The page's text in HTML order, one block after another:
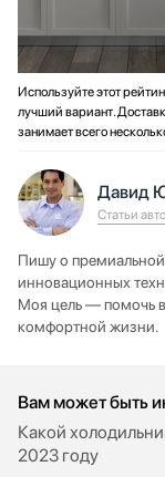
Используйте этот
лучший вариант.
занимает всего
Давид
Статьи
Пишу о
инновационных
Моя цель — помочь
комфортной жизни.
Вам может быть
Какой
2023 году